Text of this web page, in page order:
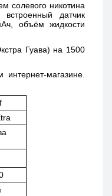
солевого никотина
датчик
объём жидкости
Гуава) на 1500
магазине.